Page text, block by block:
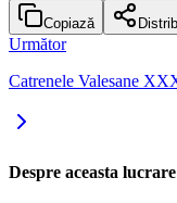
Copiază
Următor
Catrenele Valesane
Despre aceasta lucrare